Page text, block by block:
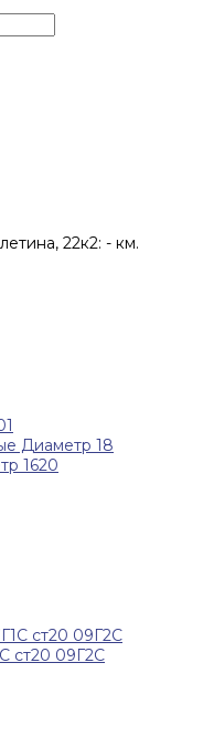
22к2: - км.
Диаметр 18
1620
ст20 09Г2С